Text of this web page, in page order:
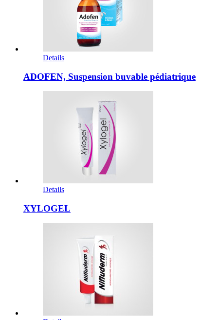
Details
ADOFEN, Suspension buvable pédiatrique
Details
XYLOGEL